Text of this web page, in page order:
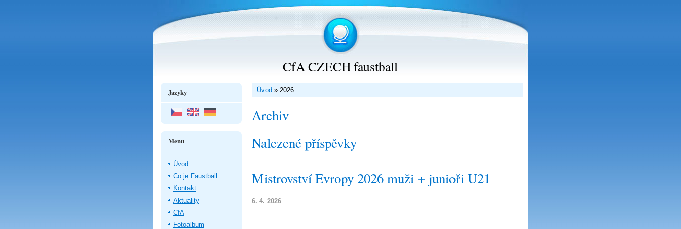
CfA CZECH faustball
Úvod » 2026
Archiv
Nalezené příspěvky
Mistrovství Evropy 2026 muži + junioři U21
6. 4. 2026
Jazyky
Menu
Úvod
Co je Faustball
Kontakt
Aktuality
CfA
Fotoalbum